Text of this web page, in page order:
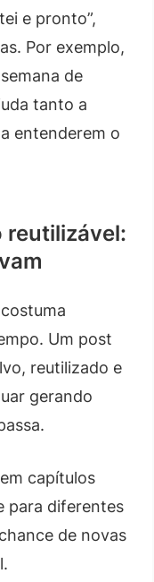
e pronto”,
Por exemplo,
de
tanto a
entenderem o
reutilizável:
Um post
reutilizado e
gerando
capítulos
para diferentes
de novas